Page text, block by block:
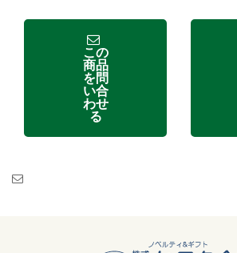
この
商品
を問
い合
わせ
る